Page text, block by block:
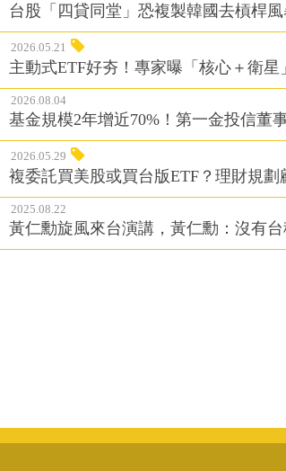
主動式ETF好夯！專家曝「核心＋衛星
2026.08.04
基金規模2年增近70%！第一金投信董
複委託買美股或買台版ETF？理財規劃
2025.08.22
黃仁勳旋風來台演講，黃仁勳：沒有